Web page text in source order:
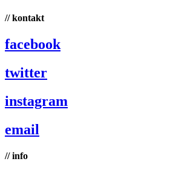
// kontakt
facebook
twitter
instagram
email
// info